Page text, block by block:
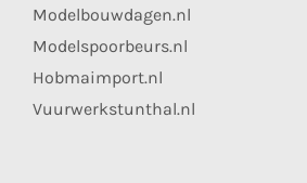
Modelbouwdagen.nl
Modelspoorbeurs.nl
Hobmaimport.nl
Vuurwerkstunthal.nl